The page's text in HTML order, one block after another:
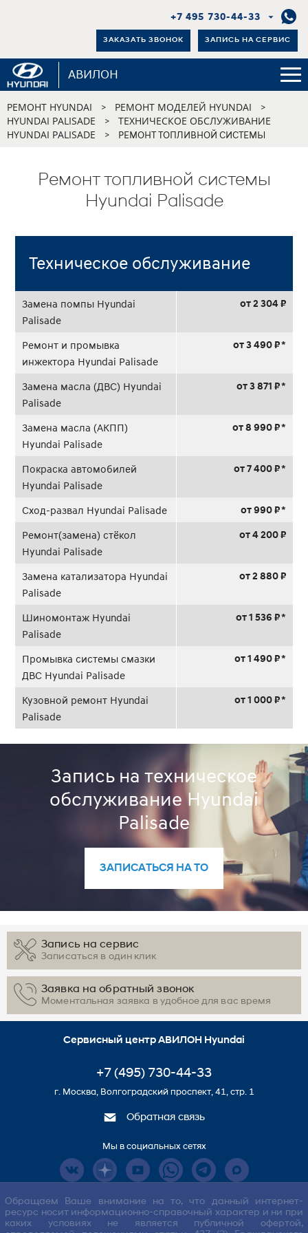
+7 495 730-44-33
ЗАКАЗАТЬ ЗВОНОК ЗАПИСЬ НА СЕРВИС
АВИЛОН
РЕМОНТ HYUNDAI > РЕМОНТ МОДЕЛЕЙ HYUNDAI >
HYUNDAI PALISADE >
ТЕХНИЧЕСКОЕ ОБСЛУЖИВАНИЕ
HYUNDAI PALISADE
> РЕМОНТ ТОПЛИВНОЙ СИСТЕМЫ
Ремонт топливной системы
Hyundai Palisade
Техническое обслуживание
Замена помпы Hyundai
Palisade
от 2 304 ₽
Ремонт и промывка
инжектора Hyundai Palisade
от 3 490 ₽ *
Замена масла (ДВС) Hyundai
Palisade
от 3 871 ₽ *
Замена масла (АКПП)
Hyundai Palisade
от 8 990 ₽ *
Покраска автомобилей
Hyundai Palisade
от 7 400 ₽ *
Сход-развал Hyundai Palisade от 990 ₽ *
Ремонт(замена) стёкол
Hyundai Palisade
от 4 200 ₽
Замена катализатора Hyundai
Palisade
от 2 880 ₽
Шиномонтаж Hyundai
Palisade
от 1 536 ₽ *
Промывка системы смазки
ДВС Hyundai Palisade
от 1 490 ₽ *
Кузовной ремонт Hyundai
Palisade
от 1 000 ₽ *
Запись на техническое
обслуживание Hyundai
Palisade
ЗАПИСАТЬСЯ НА ТО
Запись на сервис
Записаться в один клик
Заявка на обратный звонок
Моментальная заявка в удобное для вас время
Сервисный центр АВИЛОН Hyundai
+7 (495) 730-44-33
г. Москва, Волгоградский проспект, 41, стр. 1
Обратная связь
Мы в социальных сетях
Обращаем Ваше внимание на то, что данный интернет-
ресурс носит информационно-справочный характер и ни при
каких условиях не является публичной офертой,